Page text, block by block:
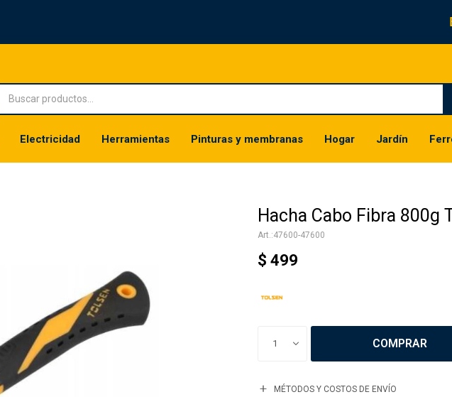
Electricidad Herramientas Pinturas y membranas Hogar Jardín
Hacha Cabo Fibra 800g
47600-47600
$ 499
1 COMPRAR
MÉTODOS Y COSTOS DE ENVÍO